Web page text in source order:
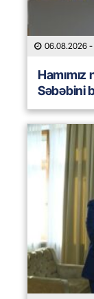
06.08.2026 -
Səbəbini